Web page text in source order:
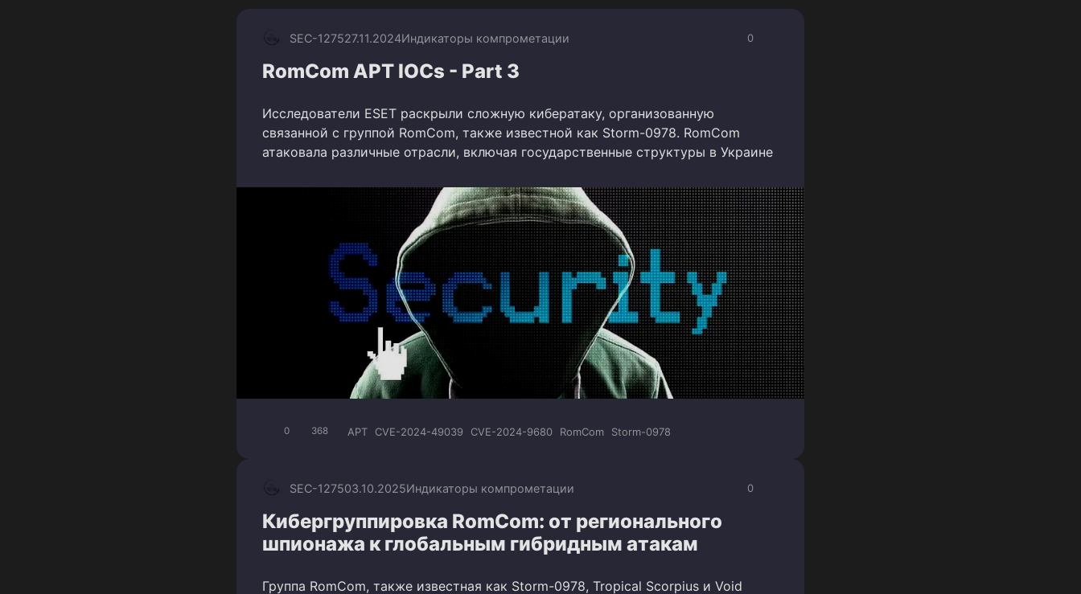
0
SEC-127527.11.2024Индикаторы компрометации
RomCom APT IOCs - Part 3
Исследователи ESET раскрыли сложную кибератаку, организованную
связанной с группой RomCom, также известной как Storm-0978. RomCom
атаковала различные отрасли, включая государственные структуры в Украине
0 368 APT CVE-2024-49039 CVE-2024-9680 RomCom Storm-0978
0
SEC-127503.10.2025Индикаторы компрометации
Кибергруппировка RomCom: от регионального
шпионажа к глобальным гибридным атакам
Группа RomCom, также известная как Storm-0978, Tropical Scorpius и Void